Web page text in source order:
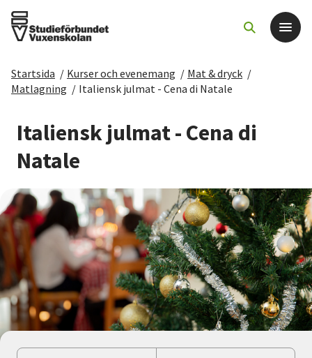
Det här gör vi
För dig som
Sök kurser och evenemang
Om SV
Starta studiecirkel
Cirkelledare
Nyheter
Startsida / Kurser och evenemang / Mat & dryck /
Matlagning / Italiensk julmat - Cena di Natale
Italiensk julmat - Cena di
Natale